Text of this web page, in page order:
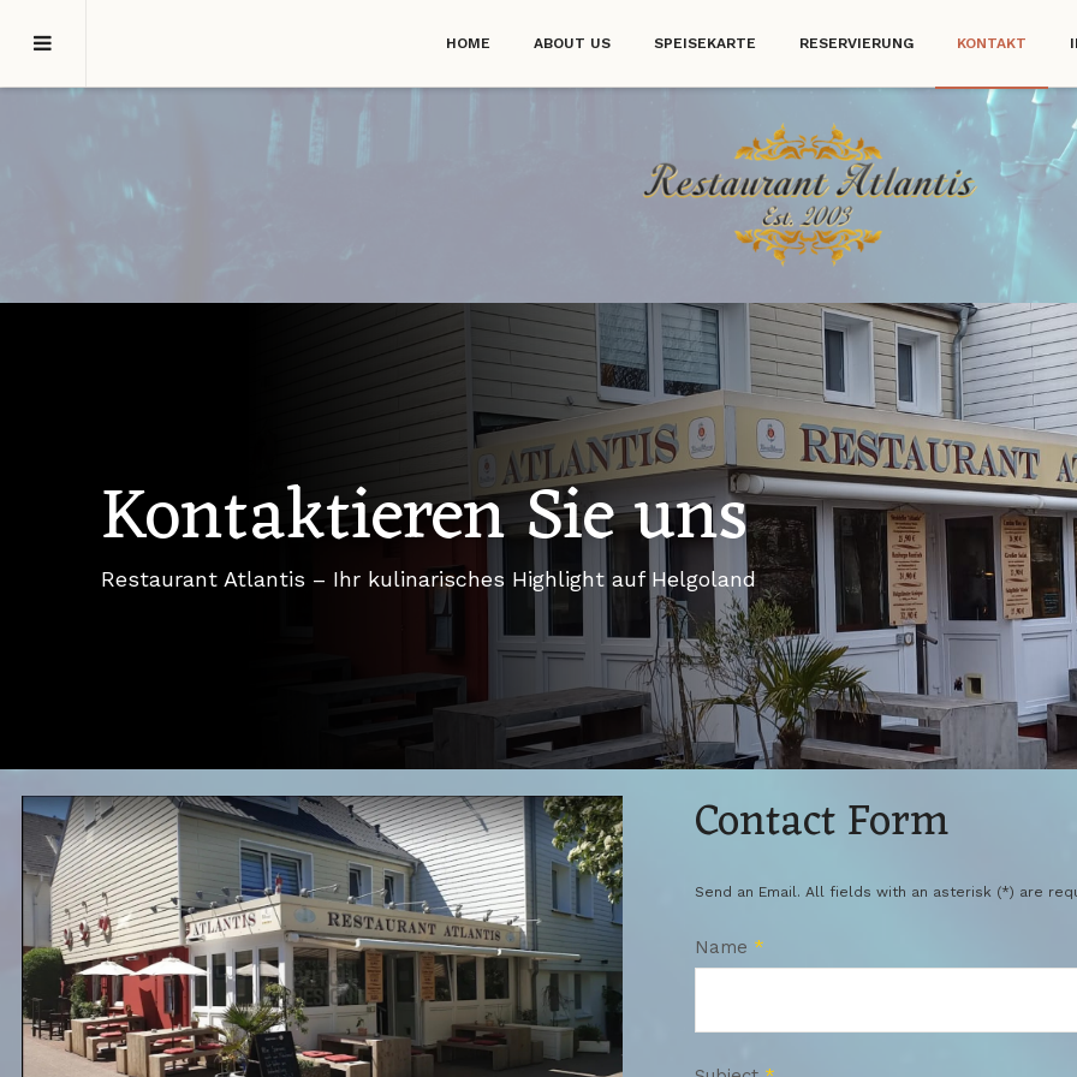
HOME ABOUT US SPEISEKARTE RESERVIERUNG KONTAKT
Kontaktieren Sie uns
Restaurant Atlantis – Ihr kulinarisches Highlight auf Helgoland
Contact Form
Send an Email. All fields with an asterisk (*) are
Name *